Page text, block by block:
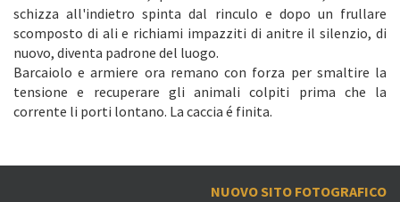
schizza all'indietro spinta dal rinculo e dopo un frullare
scomposto di ali e richiami impazziti di anitre il silenzio, di
nuovo, diventa padrone del luogo.
Barcaiolo e armiere ora remano con forza per smaltire la
tensione e recuperare gli animali colpiti prima che la
corrente li porti lontano. La caccia é finita.
NUOVO SITO FOTOGRAFICO